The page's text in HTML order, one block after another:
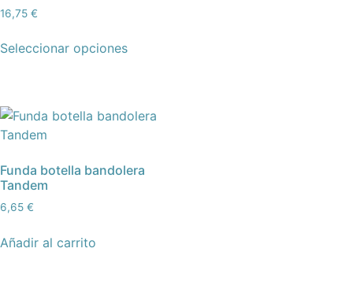
16,75 €
Seleccionar opciones
Funda botella bandolera
Tandem
6,65 €
Añadir al carrito